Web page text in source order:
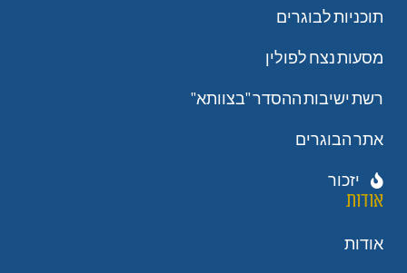
תוכניות לבוגרים
מסעות נצח לפולין
רשת ישיבות ההסדר "בצוותא"
אתר הבוגרים
יזכור
אודות
אודות